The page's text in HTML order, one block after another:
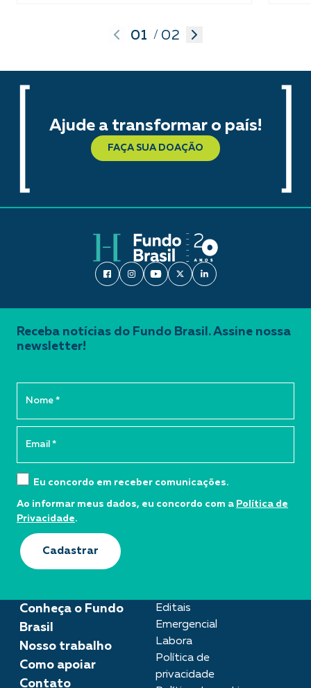
01 / 02
Ajude a transformar o país!
FAÇA SUA DOAÇÃO
Conheça o Fundo
Brasil
Nosso trabalho
Como apoiar
Contato
Editais
Emergencial
Labora
Política de
privacidade
Receba notícias do Fundo Brasil. Assine nossa
newsletter!
Eu concordo em receber comunicações.
Ao informar meus dados, eu concordo com a Política de
Privacidade.
Cadastrar